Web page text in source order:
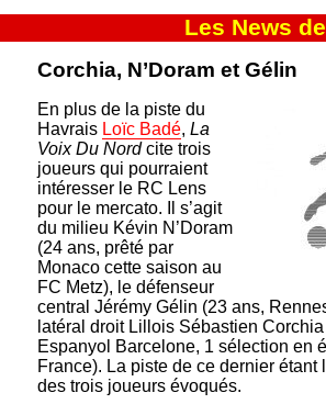
Les News
Corchia, N’Doram et Gélin
En plus de la piste du
Havrais Loïc Badé,La
Voix Du Nordcite trois
joueurs qui pourraient
intéresser le RC Lens
pour le mercato. Il s’agit
du milieu Kévin N’Doram
(24 ans, prêté par
Monaco cette saison au
FC Metz), le défenseur
central Jérémy Gélin (23 ans,
latéral droit Lillois Sébastien
Espanyol Barcelone, 1 sélection en
France). La piste de ce dernier étant
des trois joueurs évoqués.